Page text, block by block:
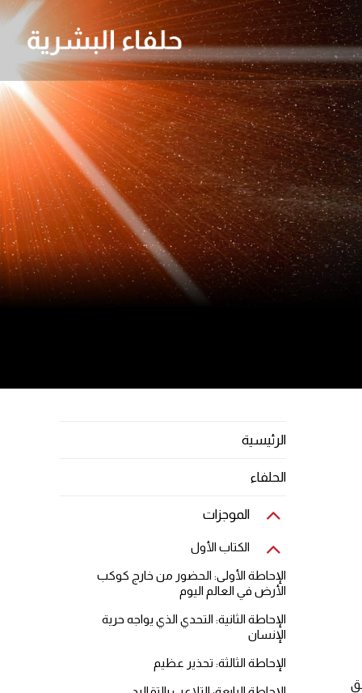
الرئيسية
الحلفاء
الموجزات
الكتاب الأول
الإحاطة الأولى: الحضور من خارج كوكب
الأرض في العالم اليوم
الإحاطة الثانية: التحدي الذي يواجه حرية
الإنسان
الإحاطة الثالثة: تحذير عظيم